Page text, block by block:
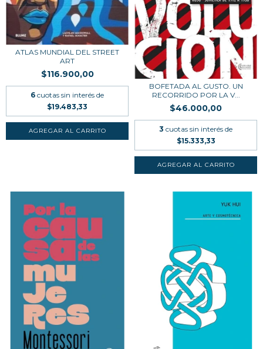
ATLAS MUNDIAL DEL STREET
ART
$116.900,00
6 cuotas sin interés de
$19.483,33
BOFETADA AL GUSTO. UN
RECORRIDO POR LA V...
$46.000,00
3 cuotas sin interés de
$15.333,33